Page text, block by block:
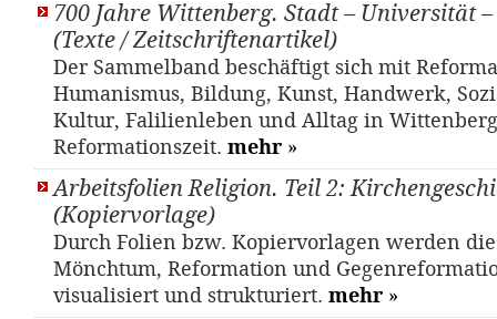
700 Jahre Wittenberg. Stadt – Universität
(Texte / Zeitschriftenartikel)
Der Sammelband beschäftigt sich mit
Humanismus, Bildung, Kunst, Handwerk,
Kultur, Falilienleben und Alltag in
Reformationszeit. mehr »
Arbeitsfolien Religion. Teil 2:
(Kopiervorlage)
Durch Folien bzw. Kopiervorlagen werden
Mönchtum, Reformation und
visualisiert und strukturiert. mehr »